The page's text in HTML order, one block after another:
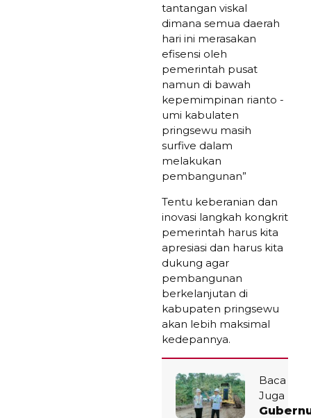
tantangan viskal
dimana semua daerah
hari ini merasakan
efisensi oleh
pemerintah pusat
namun di bawah
kepemimpinan rianto -
umi kabulaten
pringsewu masih
surfive dalam
melakukan
pembangunan”
Tentu keberanian dan
inovasi langkah kongkrit
pemerintah harus kita
apresiasi dan harus kita
dukung agar
pembangunan
berkelanjutan di
kabupaten pringsewu
akan lebih maksimal
kedepannya.
Baca
Juga